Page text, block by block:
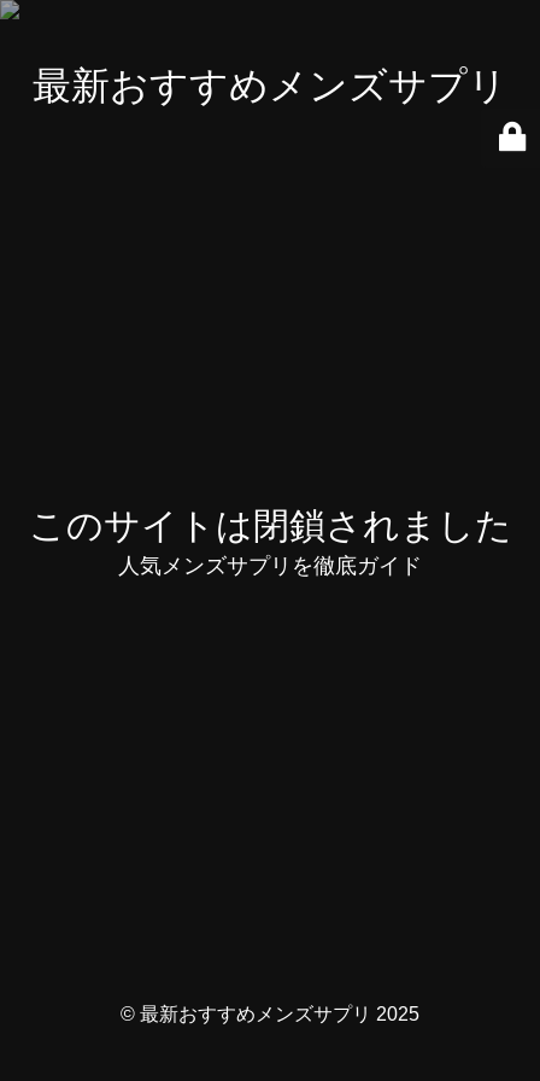
最新おすすめメンズサプリ
このサイトは閉鎖されました
人気メンズサプリを徹底ガイド
© 最新おすすめメンズサプリ 2025